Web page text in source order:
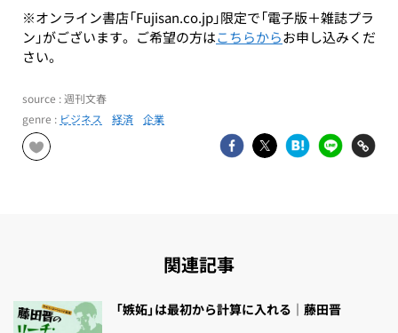
※オンライン書店「Fujisan.co.jp」限定で「電子版＋雑誌プラ
ン」がございます。ご希望の方はこちらからお申し込みくだ
さい。
source : 週刊文春
genre : ビジネス 経済 企業
関連記事
「嫉妬」は最初から計算に入れる｜藤田晋